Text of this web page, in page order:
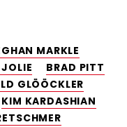
MARKLE
BRAD PITT
GLÖÖCKLER
KIM KARDASHIAN